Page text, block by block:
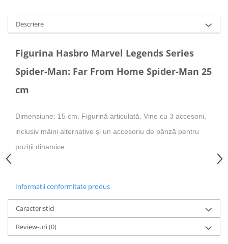
Descriere
Figurina Hasbro Marvel Legends Series
Spider-Man: Far From Home Spider-Man 25
cm
Dimensiune: 15 cm. Figurină articulată. Vine cu 3 accesorii,
inclusiv mâini alternative și un accesoriu de pânză pentru
poziții dinamice.
Informatii conformitate produs
Caracteristici
Review-uri(0)